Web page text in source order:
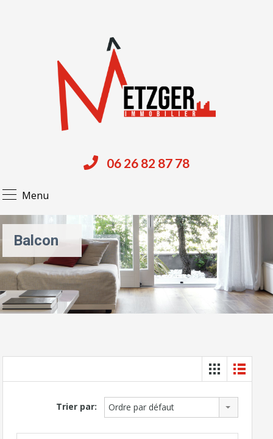
Menu
06 26 82 87 78
Balcon
Trier par: Ordre par défaut